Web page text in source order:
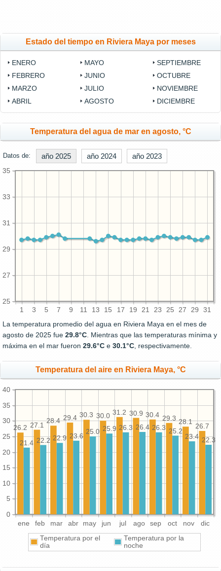
Estado del tiempo en Riviera Maya por meses
ENERO
FEBRERO
MARZO
ABRIL
MAYO
JUNIO
JULIO
AGOSTO
SEPTIEMBRE
OCTUBRE
NOVIEMBRE
DICIEMBRE
Temperatura del agua de mar en agosto, °C
Datos de: año 2025 año 2024 año 2023
1 3 5 7 9 11 13 15 17 19 21 23 25 27 29 31
25
27
29
31
33
35
La temperatura promedio del agua en Riviera Maya en el mes de
agosto de 2025 fue 29.8°C . Mientras que las temperaturas mínima y
máxima en el mar fueron 29.6°C e 30.1°C , respectivamente.
Temperatura del aire en Riviera Maya, °C
ene feb mar abr may jun jul ago sep oct nov dic
0
5
10
15
20
25
30
35
40
26.7
28.1
29.3
30.4
30.9
31.2
30.0
30.3
29.4
28.4
27.1
26.2
22.3
23.4
25.2
26.3
26.4
26.3
25.9
25.0
23.6
22.9
22.2
21.4
Temperatura por el
día
Temperatura por la
noche